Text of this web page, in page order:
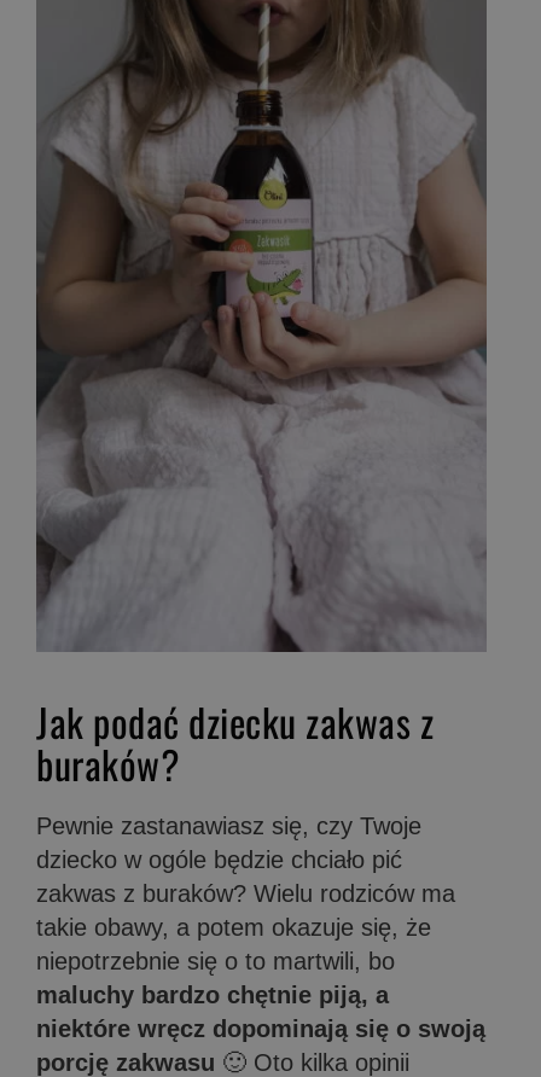
Jak podać dziecku zakwas z
buraków?
Pewnie zastanawiasz się, czy Twoje
dziecko w ogóle będzie chciało pić
zakwas z buraków? Wielu rodziców ma
takie obawy, a potem okazuje się, że
niepotrzebnie się o to martwili, bo
maluchy bardzo chętnie piją, a
niektóre wręcz dopominają się o swoją
porcję zakwasu 🙂 Oto kilka opinii